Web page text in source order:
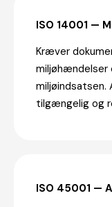
ISO 14001 —
Kræver
miljøhændelser
miljøindsatsen.
tilgængelig og
ISO 45001 —